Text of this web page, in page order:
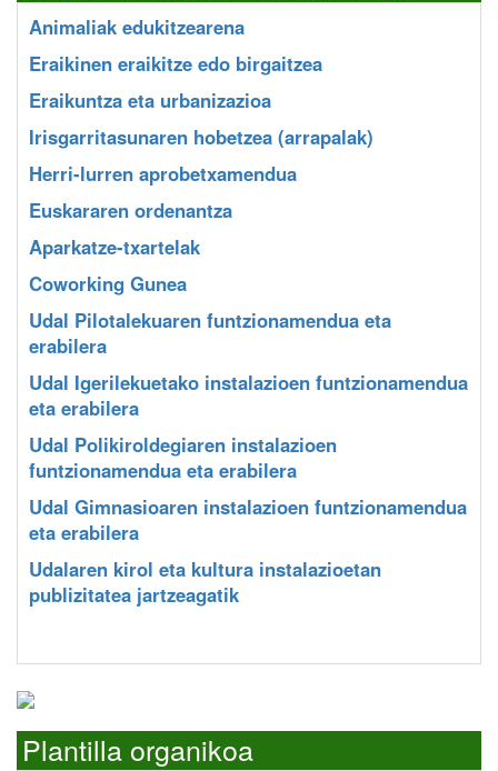
Animaliak edukitzearena
Eraikinen eraikitze edo birgaitzea
Eraikuntza eta urbanizazioa
Irisgarritasunaren hobetzea (arrapalak)
Herri-lurren aprobetxamendua
Euskararen ordenantza
Aparkatze-txartelak
Coworking Gunea
Udal Pilotalekuaren funtzionamendua eta
erabilera
Udal Igerilekuetako instalazioen funtzionamendua
eta erabilera
Udal Polikiroldegiaren instalazioen
funtzionamendua eta erabilera
Udal Gimnasioaren instalazioen funtzionamendua
eta erabilera
Udalaren kirol eta kultura instalazioetan
publizitatea jartzeagatik
Plantilla organikoa